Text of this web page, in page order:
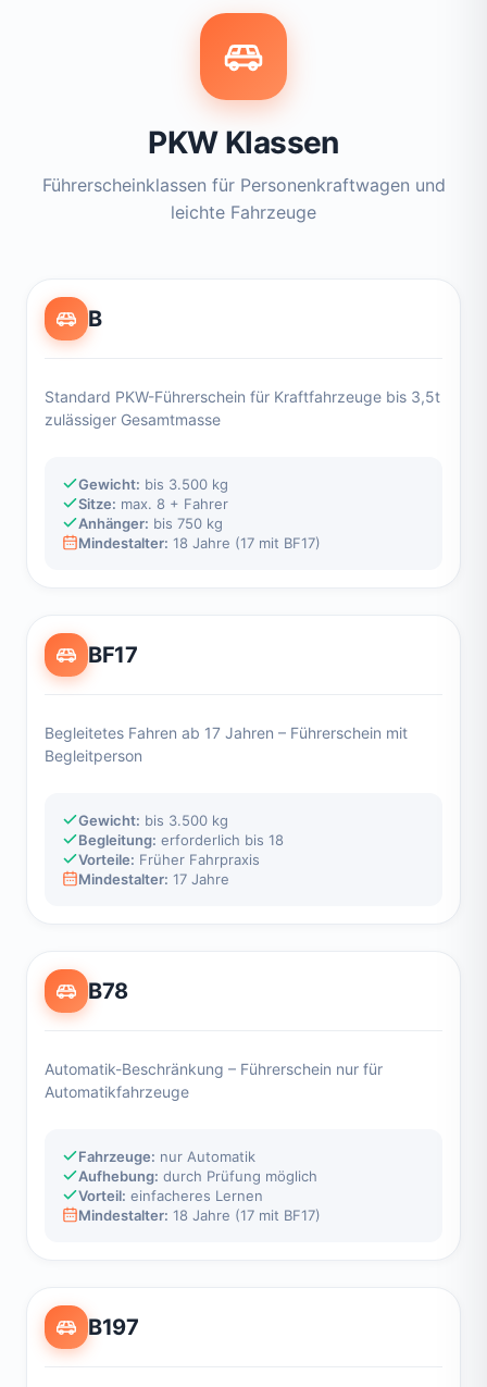
PKW Klassen
Führerscheinklassen für Personenkraftwagen und
leichte Fahrzeuge
B
Standard PKW-Führerschein für Kraftfahrzeuge bis 3,5t
zulässiger Gesamtmasse
Gewicht: bis 3.500 kg
Sitze: max. 8 + Fahrer
Anhänger: bis 750 kg
Mindestalter: 18 Jahre (17 mit BF17)
BF17
Begleitetes Fahren ab 17 Jahren – Führerschein mit
Begleitperson
Gewicht: bis 3.500 kg
Begleitung: erforderlich bis 18
Vorteile: Früher Fahrpraxis
Mindestalter: 17 Jahre
B78
Automatik-Beschränkung – Führerschein nur für
Automatikfahrzeuge
Fahrzeuge: nur Automatik
Aufhebung: durch Prüfung möglich
Vorteil: einfacheres Lernen
Mindestalter: 18 Jahre (17 mit BF17)
B197